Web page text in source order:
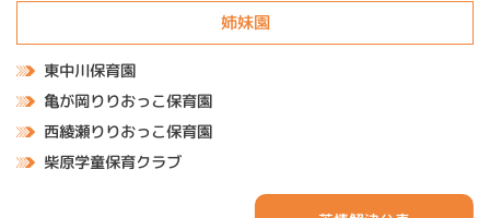
姉妹園
東中川保育園
亀が岡りりおっこ保育園
西綾瀬りりおっこ保育園
柴原学童保育クラブ